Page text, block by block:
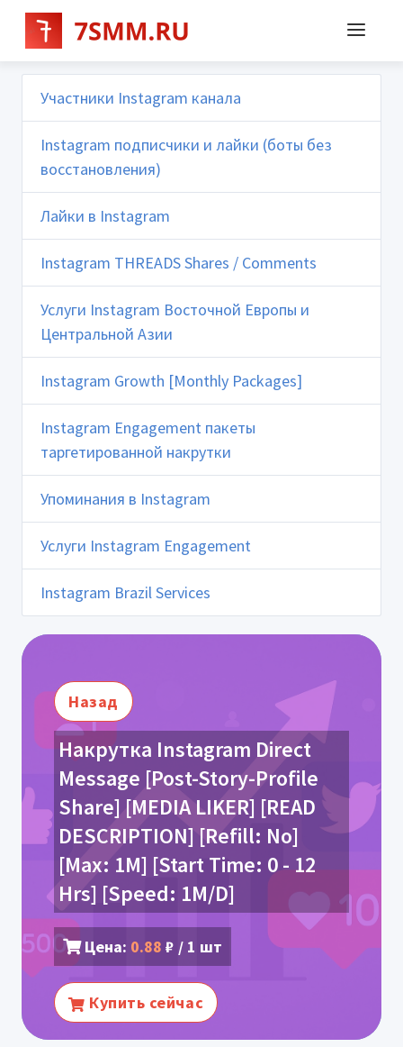
Участники Instagram канала
Instagram подписчики и лайки (боты без
восстановления)
Лайки в Instagram
Instagram THREADS Shares / Comments
Услуги Instagram Восточной Европы и
Центральной Азии
Instagram Growth [Monthly Packages]
Instagram Engagement пакеты
таргетированной накрутки
Упоминания в Instagram
Услуги Instagram Engagement
Instagram Brazil Services
Назад
Накрутка Instagram Direct
Message [Post-Story-Profile
Share] [MEDIA LIKER] [READ
DESCRIPTION] [Refill: No]
[Max: 1M] [Start Time: 0 - 12
Hrs] [Speed: 1M/D]
Цена: 0.88 ₽ / 1 шт
Купить сейчас